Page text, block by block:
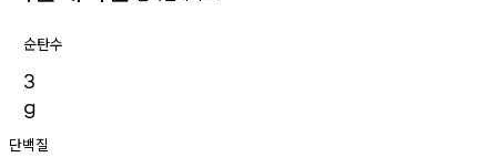
순탄수
3
g
단백질